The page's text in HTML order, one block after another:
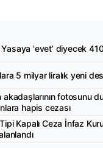
'evet’ diyecek
5 milyar liralık yeni
akadaşlarının fotosunu
hapis cezası
Kapalı Ceza İnfaz